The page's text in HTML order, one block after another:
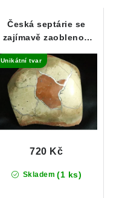
Česká septárie se
zajímavě zaoblenou
255 g
Unikátní tvar
Skladem (1 ks)
720 Kč